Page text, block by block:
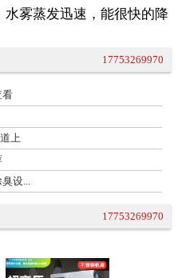
雾蒸发迅速，能很快的降
17753269970
看
上
设...
17753269970